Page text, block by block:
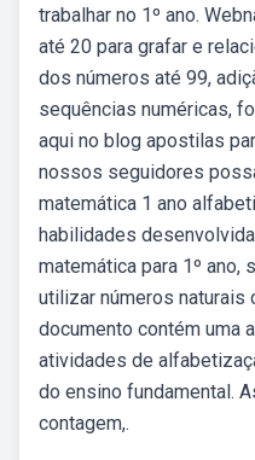
trabalhar no 1º ano.
até 20 para grafar e
dos números até 99,
sequências numéricas,
aqui no blog apostilas
nossos seguidores
matemática 1 ano
habilidades
matemática para 1º ano,
utilizar números naturais
documento contém uma
atividades de
do ensino fundamental.
contagem,.